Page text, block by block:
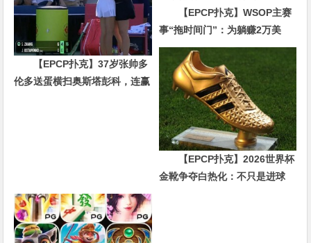
【EPCP扑克】37岁张帅多
伦多送蛋横扫奥斯塔彭科，连赢
【EPCP扑克】WSOP主赛
事“拖时间门”：为躺赚2万美
金，他磨了整整17分钟
【EPCP扑克】2026世界杯
金靴争夺白热化：不只是进球